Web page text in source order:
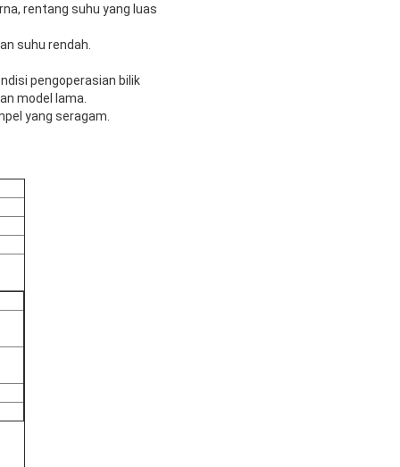
rentang suhu yang luas
suhu rendah.
pengoperasian bilik
model lama.
yang seragam.